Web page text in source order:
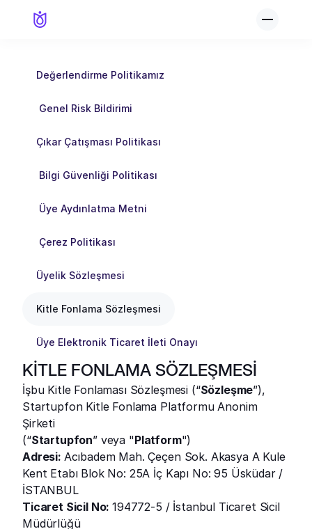
Değerlendirme Politikamız
Genel Risk Bildirimi
Çıkar Çatışması Politikası
Bilgi Güvenliği Politikası
Üye Aydınlatma Metni
Çerez Politikası
Üyelik Sözleşmesi
Kitle Fonlama Sözleşmesi
Üye Elektronik Ticaret İleti Onayı
KİTLE FONLAMA SÖZLEŞMESİ
İşbu Kitle Fonlaması Sözleşmesi (“Sözleşme”),
Startupfon Kitle Fonlama Platformu Anonim
Şirketi
(“Startupfon” veya "Platform")
Adresi: Acıbadem Mah. Çeçen Sok. Akasya A Kule
Kent Etabı Blok No: 25A İç Kapı No: 95 Üsküdar /
İSTANBUL
Ticaret Sicil No: 194772-5 / İstanbul Ticaret Sicil
Müdürlüğü